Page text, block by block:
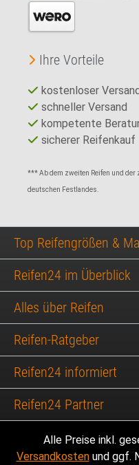
Ihre Vorteile
kostenloser
schneller Versand
kompetente
sicherer Reifenkauf
*** Ab dem zweiten Reifen und
deutschen Festlandes.
Top Reifengrößen &
Reifen24 im Überblick
Alles über Reifen
Reifen-Ratgeber
Reifen24 informiert
Reifen24 Partner
Alle Preise inkl.
Versandkostenund ggf.